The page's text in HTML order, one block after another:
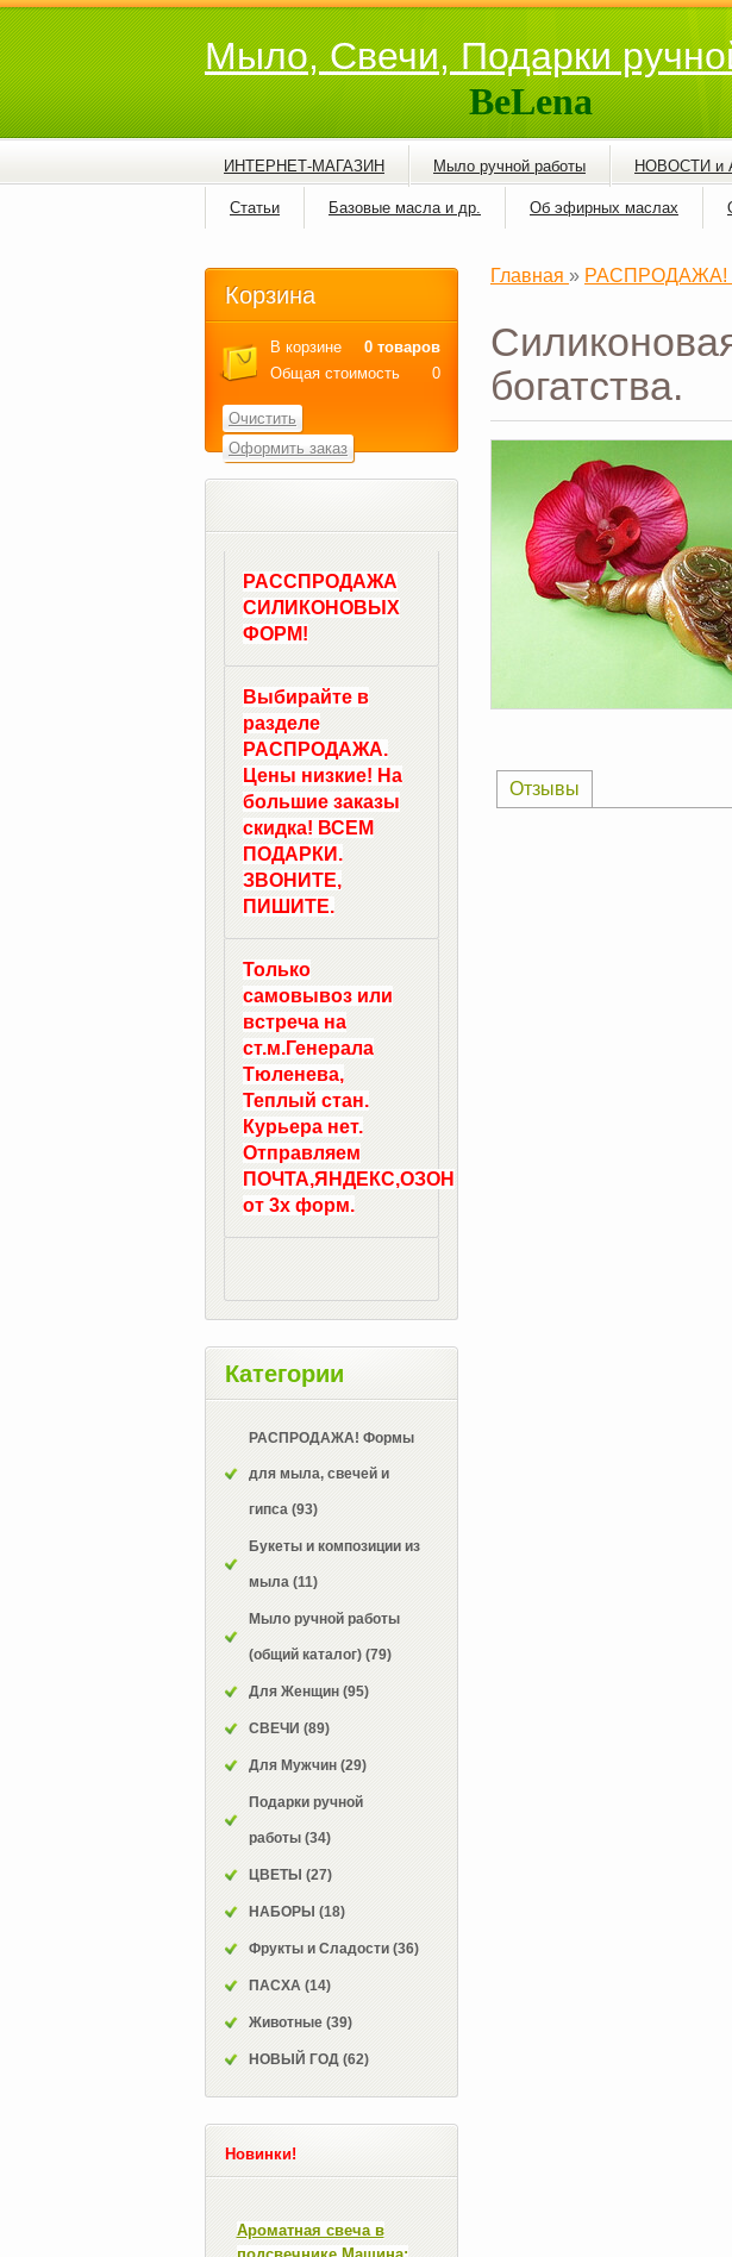
Мыло, Свечи, Подарки
BeLena
ИНТЕРНЕТ-МАГАЗИН Мыло ручной работы НОВОСТИ и
Статьи Базовые масла и др. Об эфирных маслах
Главная » РАСПРОДАЖА!
богатства.
Отзывы
Корзина
В корзине
0 товаров
Общая стоимость
0
Очистить
Оформить заказ
РАССПРОДАЖА
СИЛИКОНОВЫХ
ФОРМ!
Выбирайте в
разделе
РАСПРОДАЖА.
Цены низкие! На
большие заказы
скидка! ВСЕМ
ПОДАРКИ.
ЗВОНИТЕ,
ПИШИТЕ.
Только
самовывоз или
встреча на
ст.м.Генерала
Тюленева,
Теплый стан.
Курьера нет.
Отправляем
ПОЧТА,ЯНДЕКС,ОЗОН
от 3х форм.
Категории
РАСПРОДАЖА! Формы
для мыла, свечей и
гипса (93)
Букеты и композиции из
мыла (11)
Мыло ручной работы
(общий каталог) (79)
Для Женщин (95)
СВЕЧИ (89)
Для Мужчин (29)
Подарки ручной
работы (34)
ЦВЕТЫ (27)
НАБОРЫ (18)
Фрукты и Сладости (36)
ПАСХА (14)
Животные (39)
НОВЫЙ ГОД (62)
Новинки!
Ароматная свеча в